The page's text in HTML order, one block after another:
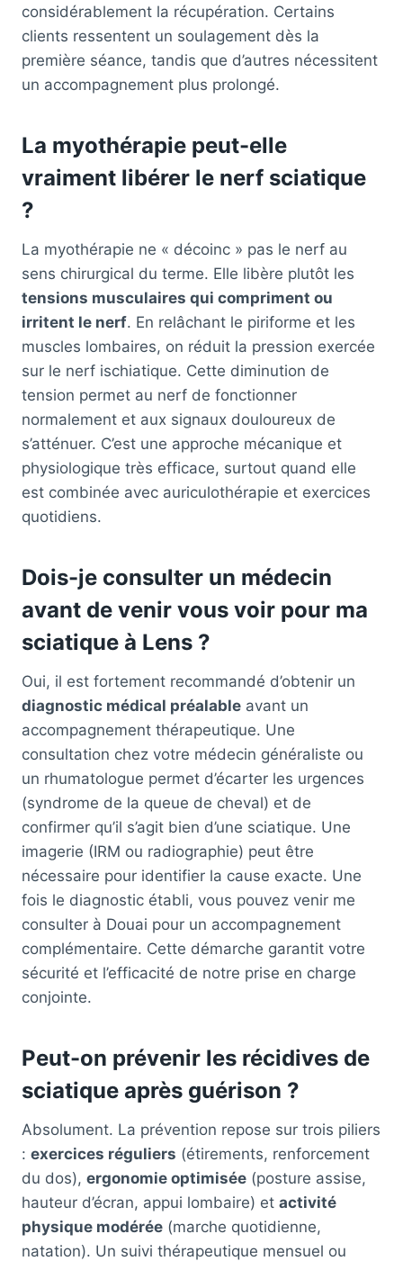
considérablement la récupération. Certains
clients ressentent un soulagement dès la
première séance, tandis que d’autres nécessitent
un accompagnement plus prolongé.
La myothérapie peut-elle
vraiment libérer le nerf sciatique
?
La myothérapie ne « décoinc » pas le nerf au
sens chirurgical du terme. Elle libère plutôt les
tensions musculaires qui compriment ou
irritent le nerf. En relâchant le piriforme et les
muscles lombaires, on réduit la pression exercée
sur le nerf ischiatique. Cette diminution de
tension permet au nerf de fonctionner
normalement et aux signaux douloureux de
s’atténuer. C’est une approche mécanique et
physiologique très efficace, surtout quand elle
est combinée avec auriculothérapie et exercices
quotidiens.
Dois-je consulter un médecin
avant de venir vous voir pour ma
sciatique à Lens ?
Oui, il est fortement recommandé d’obtenir un
diagnostic médical préalable avant un
accompagnement thérapeutique. Une
consultation chez votre médecin généraliste ou
un rhumatologue permet d’écarter les urgences
(syndrome de la queue de cheval) et de
confirmer qu’il s’agit bien d’une sciatique. Une
imagerie (IRM ou radiographie) peut être
nécessaire pour identifier la cause exacte. Une
fois le diagnostic établi, vous pouvez venir me
consulter à Douai pour un accompagnement
complémentaire. Cette démarche garantit votre
sécurité et l’efficacité de notre prise en charge
conjointe.
Peut-on prévenir les récidives de
sciatique après guérison ?
Absolument. La prévention repose sur trois piliers
: exercices réguliers (étirements, renforcement
du dos), ergonomie optimisée (posture assise,
hauteur d’écran, appui lombaire) et activité
physique modérée (marche quotidienne,
natation). Un suivi thérapeutique mensuel ou